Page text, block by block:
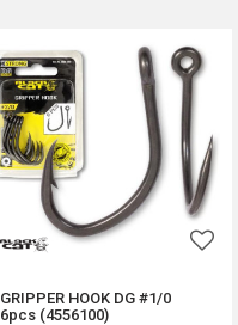
GRIPPER HOOK DG #1/0
6pcs (4556100)